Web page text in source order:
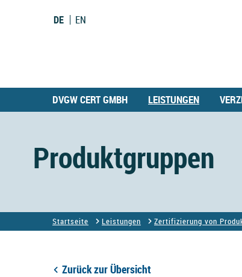
DE EN
DVGW CERT GMBH LEISTUNGEN
Produktgruppen
Startseite Leistungen Zertifizierung von
Zurück zur Übersicht